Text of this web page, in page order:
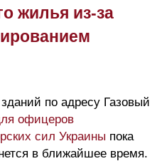
жилья из-за
по адресу Газовый
офицеров
сил Украины пока
в ближайшее время.